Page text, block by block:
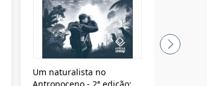
Um naturalista no